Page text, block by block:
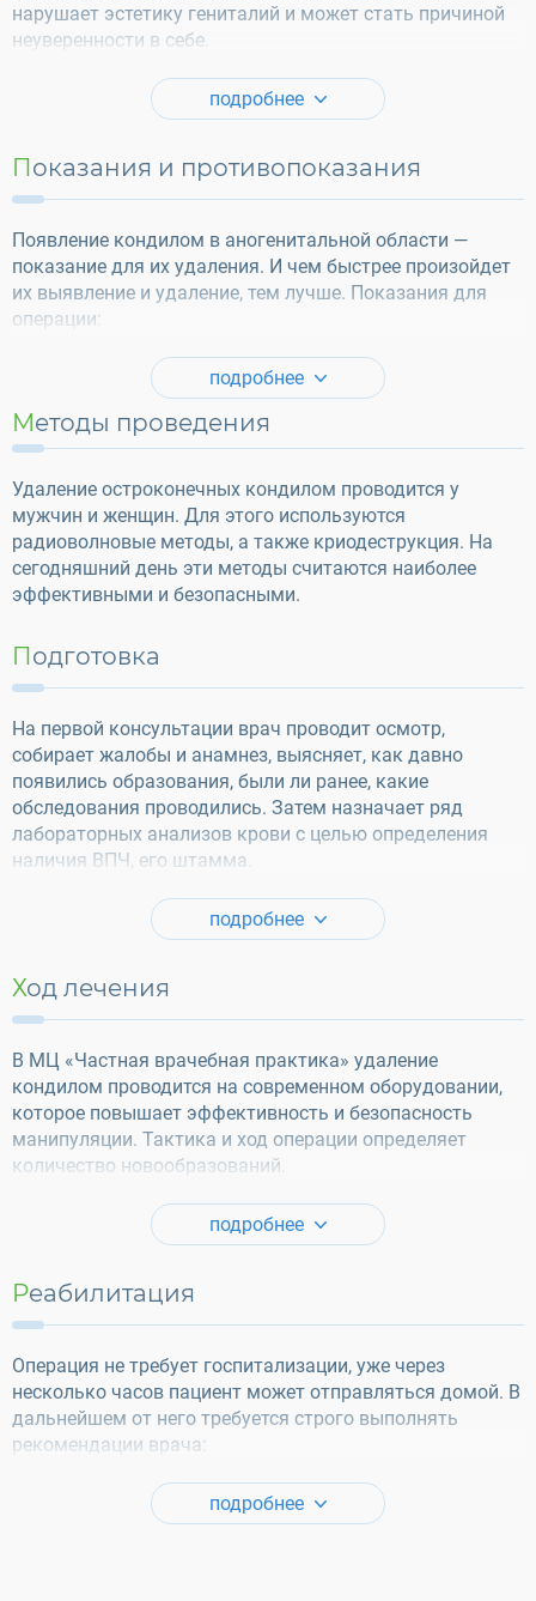
нарушает эстетику гениталий и может стать причиной
неуверенности в себе.
подробнее
Показания и противопоказания
Появление кондилом в аногенитальной области —
показание для их удаления. И чем быстрее произойдет
их выявление и удаление, тем лучше. Показания для
операции:
подробнее
Методы проведения
Удаление остроконечных кондилом проводится у
мужчин и женщин. Для этого используются
радиоволновые методы, а также криодеструкция. На
сегодняшний день эти методы считаются наиболее
эффективными и безопасными.
Подготовка
На первой консультации врач проводит осмотр,
собирает жалобы и анамнез, выясняет, как давно
появились образования, были ли ранее, какие
обследования проводились. Затем назначает ряд
лабораторных анализов крови с целью определения
наличия ВПЧ, его штамма.
подробнее
Ход лечения
В МЦ «Частная врачебная практика» удаление
кондилом проводится на современном оборудовании,
которое повышает эффективность и безопасность
манипуляции. Тактика и ход операции определяет
количество новообразований.
подробнее
Реабилитация
Операция не требует госпитализации, уже через
несколько часов пациент может отправляться домой. В
дальнейшем от него требуется строго выполнять
рекомендации врача:
подробнее